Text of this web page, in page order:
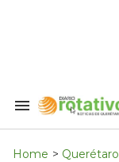
Search
Navigation
Home > Querétaro